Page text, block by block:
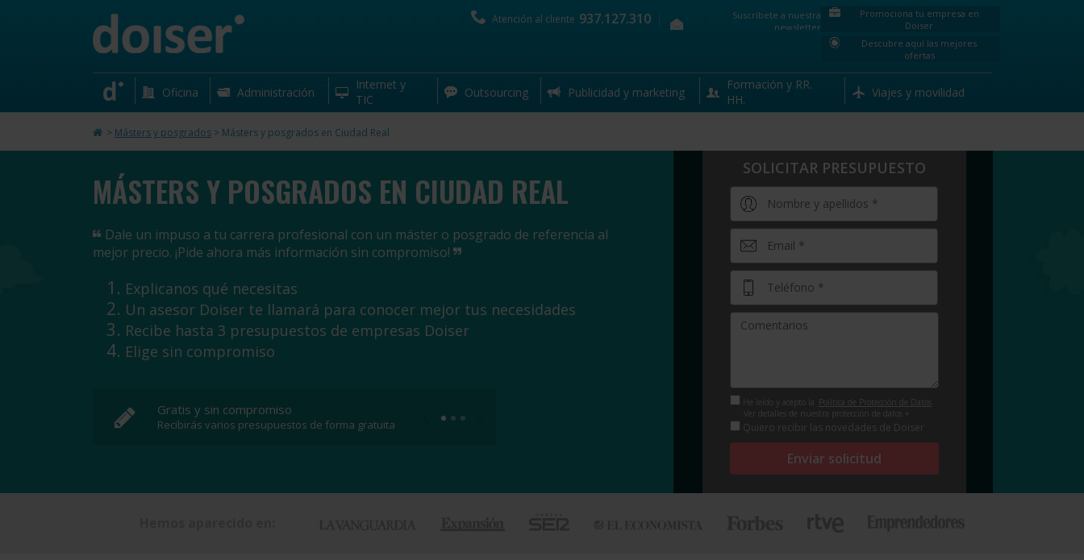
Atención al cliente 937.127.310
Suscríbete a nuestra
newsletter
Promociona tu empresa en
Doiser
Descubre aquí las mejores
ofertas
Oficina Administración
Internet y
TIC
Outsourcing Publicidad y marketing
Formación y RR.
HH.
Viajes y movilidad
> Másters y posgrados> Másters y posgrados en Ciudad Real
SOLICITAR PRESUPUESTO
He leído y acepto la Política de Protección de Datos
Ver detalles de nuestra protección de datos +
Quiero recibir las novedades de Doiser
Enviar solicitud
MÁSTERS Y POSGRADOS EN CIUDAD REAL
Dale un impuso a tu carrera profesional con un máster o posgrado de referencia al
mejor precio. ¡Pide ahora más información sin compromiso!
Explicanos qué necesitas
Un asesor Doiser te llamará para conocer mejor tus necesidades
Recibe hasta 3 presupuestos de empresas Doiser
Elige sin compromiso
Gratis y sin compromiso
Recibirás varios presupuestos de forma gratuita